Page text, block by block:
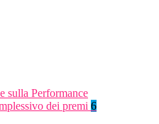
sulla Performance
dei premi 6